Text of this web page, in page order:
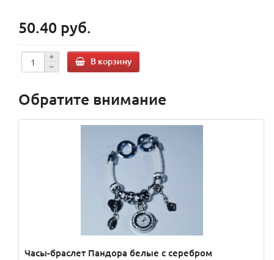
50.40 руб.
В корзину
Обратите внимание
Часы-браслет Пандора белые с серебром